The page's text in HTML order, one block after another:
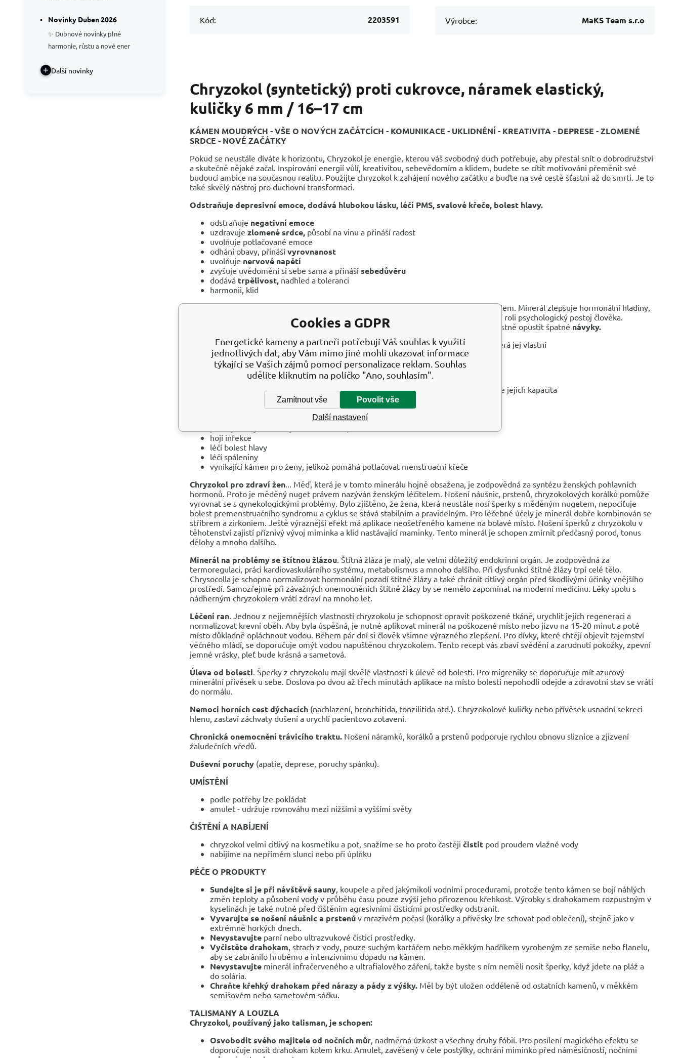
Kód: 2203591 Výrobce: MaKS Team s.r.o
Chryzokol (syntetický) proti cukrovce, náramek elastický,
kuličky 6 mm / 16–17 cm
KÁMEN MOUDRÝCH - VŠE O NOVÝCH ZAČÁTCÍCH - KOMUNIKACE - UKLIDNĚNÍ - KREATIVITA - DEPRESE - ZLOMENÉ
SRDCE - NOVÉ ZAČÁTKY
Pokud se neustále díváte k horizontu, Chryzokol je energie, kterou váš svobodný duch potřebuje, aby přestal snít o dobrodružství
a skutečně nějaké začal. Inspirováni energií vůlí, kreativitou, sebevědomím a klidem, budete se cítit motivováni přeměnit své
budoucí ambice na současnou realitu. Použijte chryzokol k zahájení nového začátku a buďte na své cestě šťastni až do smrti. Je to
také skvělý nástroj pro duchovní transformaci.
Odstraňuje depresivní emoce, dodává hlubokou lásku, léčí PMS, svalové křeče, bolest hlavy.
odstraňuje negativní emoce
uzdravuje zlomené srdce, působí na vinu a přináší radost
uvolňuje potlačované emoce
odhání obavy, přináší vyrovnanost
uvolňuje nervové napětí
zvyšuje uvědomění si sebe sama a přináší sebedůvěru
dodává trpělivost, nadhled a toleranci
harmonii, klid
Špatné návyky. Tento kámen je schopen pomoci člověku přestat s cigaretami a alkoholem. Minerál zlepšuje hormonální hladiny,
obnovuje tělo zevnitř, což zlepšuje pohodu a náladu. V tomto případě hraje dominantní roli psychologický postoj člověka.
Chrysocolla ovlivňuje biopole, čímž člověka uklidňuje a umožňuje mu snadno a bezbolestně opustit špatné návyky.
Symbolizujemateřské a ženské principy, drahokam magicky promění každou ženu, která jej vlastní
ZDRAVOTNÍ ÚČINKY
reguluje hladinu inzulínu a udržuje rovnováhu v krvi, snižuje krevní tlak
krevní nemoci, zlepšuje okysličování krve a buněčné struktury plic, čímž se zvyšuje jejich kapacita
zlepšuje problémy spojené s plícemi, zejména krku a mandlí
utišuje trávicí potíže a blahodárně působí na metabolizmus, vředy
hojí infekce
léčí bolest hlavy
léčí spáleniny
vynikající kámen pro ženy, jelikož pomáhá potlačovat menstruační křeče
Chryzokol pro zdraví žen ... Měď, která je v tomto minerálu hojně obsažena, je zodpovědná za syntézu ženských pohlavních
hormonů. Proto je měděný nuget právem nazýván ženským léčitelem. Nošení náušnic, prstenů, chryzokolových korálků pomůže
vyrovnat se s gynekologickými problémy. Bylo zjištěno, že žena, která neustále nosí šperky s měděným nugetem, nepociťuje
bolest premenstruačního syndromu a cyklus se stává stabilním a pravidelným. Pro léčebné účely je minerál dobře kombinován se
stříbrem a zirkoniem. Ještě výraznější efekt má aplikace neošetřeného kamene na bolavé místo. Nošení šperků z chryzokolu v
těhotenství zajistí příznivý vývoj miminka a klid nastávající maminky. Tento minerál je schopen zmírnit předčasný porod, tonus
dělohy a mnoho dalšího.
Minerál na problémy se štítnou žlázou . Štítná žláza je malý, ale velmi důležitý endokrinní orgán. Je zodpovědná za
termoregulaci, práci kardiovaskulárního systému, metabolismus a mnoho dalšího. Při dysfunkci štítné žlázy trpí celé tělo.
Chrysocolla je schopna normalizovat hormonální pozadí štítné žlázy a také chránit citlivý orgán před škodlivými účinky vnějšího
prostředí. Samozřejmě při závažných onemocněních štítné žlázy by se nemělo zapomínat na moderní medicínu. Léky spolu s
nádherným chryzokolem vrátí zdraví na mnoho let.
Léčení ran . Jednou z nejjemnějších vlastností chryzokolu je schopnost opravit poškozené tkáně, urychlit jejich regeneraci a
normalizovat krevní oběh. Aby byla úspěšná, je nutné aplikovat minerál na poškozené místo nebo jizvu na 15-20 minut a poté
místo důkladně opláchnout vodou. Během pár dní si člověk všimne výrazného zlepšení. Pro dívky, které chtějí objevit tajemství
věčného mládí, se doporučuje omýt vodou napuštěnou chryzokolem. Tento recept vás zbaví svědění a zarudnutí pokožky, zpevní
jemné vrásky, pleť bude krásná a sametová.
Úleva od bolesti . Šperky z chryzokolu mají skvělé vlastnosti k úlevě od bolesti. Pro migreniky se doporučuje mít azurový
minerální přívěsek u sebe. Doslova po dvou až třech minutách aplikace na místo bolesti nepohodlí odejde a zdravotní stav se vrátí
do normálu.
Nemoci horních cest dýchacích (nachlazení, bronchitida, tonzilitida atd.). Chryzokolové kuličky nebo přívěsek usnadní sekreci
hlenu, zastaví záchvaty dušení a urychlí pacientovo zotavení.
Chronická onemocnění trávicího traktu. Nošení náramků, korálků a prstenů podporuje rychlou obnovu sliznice a zjizvení
žaludečních vředů.
Duševní poruchy (apatie, deprese, poruchy spánku).
UMÍSTĚNÍ
podle potřeby lze pokládat
amulet - udržuje rovnováhu mezi nižšími a vyššími světy
ČIŠTĚNÍ A NABÍJENÍ
chryzokol velmi citlivý na kosmetiku a pot, snažíme se ho proto častěji čistit pod proudem vlažné vody
nabíjíme na nepřímém slunci nebo při úplňku
PÉČE O PRODUKTY
Sundejte si je při návštěvě sauny , koupele a před jakýmikoli vodními procedurami, protože tento kámen se bojí náhlých
změn teploty a působení vody v průběhu času pouze zvýší jeho přirozenou křehkost. Výrobky s drahokamem rozpustným v
kyselinách je také nutné před čištěním agresivními čisticími prostředky odstranit.
Vyvarujte se nošení náušnic a prstenů v mrazivém počasí (korálky a přívěsky lze schovat pod oblečení), stejně jako v
extrémně horkých dnech.
Nevystavujte parní nebo ultrazvukové čisticí prostředky.
Vyčistěte drahokam , strach z vody, pouze suchým kartáčem nebo měkkým hadříkem vyrobeným ze semiše nebo flanelu,
aby se zabránilo hrubému a intenzivnímu dopadu na kámen.
Nevystavujte minerál infračerveného a ultrafialového záření, takže byste s ním neměli nosit šperky, když jdete na pláž a
do solária.
Chraňte křehký drahokam před nárazy a pády z výšky. Měl by být uložen odděleně od ostatních kamenů, v měkkém
semišovém nebo sametovém sáčku.
TALISMANY A LOUZLA
Chryzokol, používaný jako talisman, je schopen:
Osvobodit svého majitele od nočních můr , nadměrná úzkost a všechny druhy fóbií. Pro posílení magického efektu se
doporučuje nosit drahokam kolem krku. Amulet, zavěšený v čele postýlky, ochrání miminko před náměsíčností, nočními
Novinky Duben 2026
✨ Dubnové novinky plné
harmonie, růstu a nové ener
Další novinky
Cookies a GDPR
Energetické kameny a partneři potřebují Váš souhlas k využití
jednotlivých dat, aby Vám mimo jiné mohli ukazovat informace
týkající se Vašich zájmů pomocí personalizace reklam. Souhlas
udělíte kliknutím na políčko "Ano, souhlasím".
Zamítnout vše Povolit vše
Další nastavení